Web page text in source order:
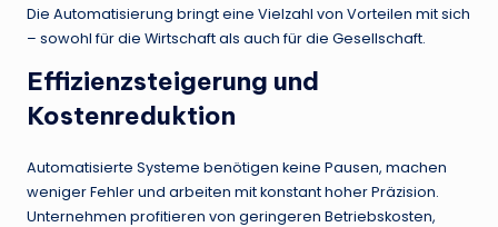
Die Automatisierung bringt eine Vielzahl von Vorteilen mit sich
– sowohl für die Wirtschaft als auch für die Gesellschaft.
Effizienzsteigerung und
Kostenreduktion
Automatisierte Systeme benötigen keine Pausen, machen
weniger Fehler und arbeiten mit konstant hoher Präzision.
Unternehmen profitieren von geringeren Betriebskosten,